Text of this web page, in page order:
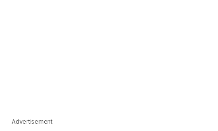
Advertisement